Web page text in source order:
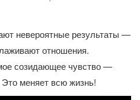
невероятные результаты —
отношения.
созидающее чувство —
меняет всю жизнь!